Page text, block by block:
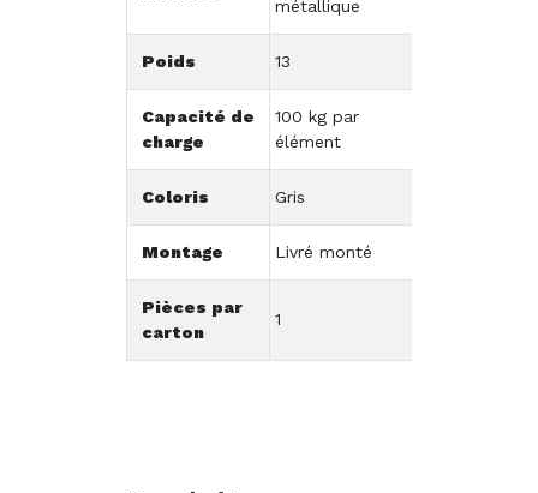
métallique
Poids 13
Capacité de
charge
100 kg par
élément
Coloris Gris
Montage Livré monté
Pièces par
carton
1